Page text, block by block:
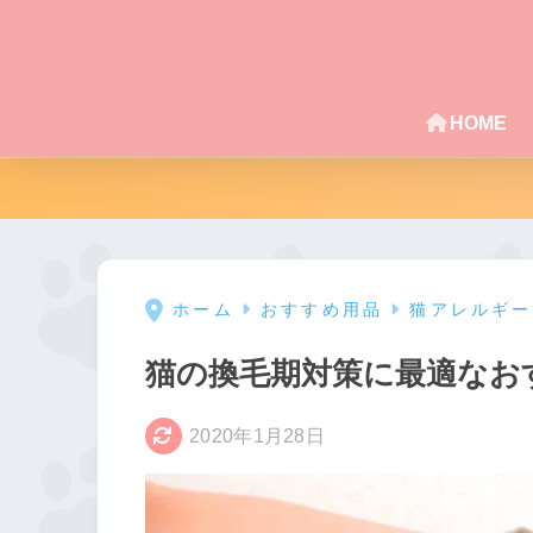
HOME
ホーム おすすめ用品 猫アレルギ
猫の換毛期対策に最適な
2020年1月28日